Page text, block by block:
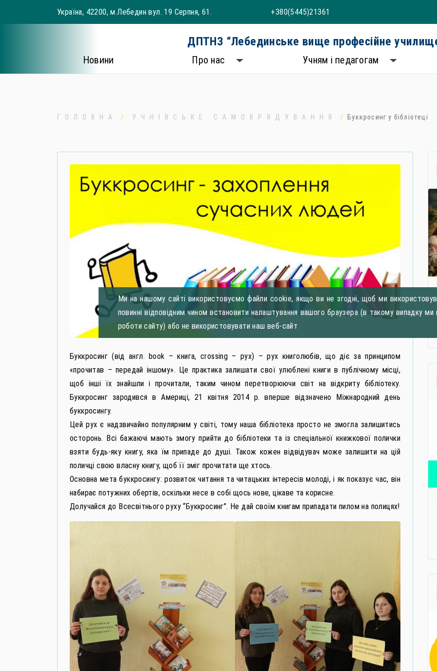
Україна, 42200, м.Лебедин вул. 19 Серпня, 61. +380(5445)21361
ДПТНЗ “Лебединське вище професійне
Новини Про нас Учням і педагогам
ГОЛОВНА УЧНІВСЬКЕ САМОВРЯДУВАННЯ Буккросинг у бібліотеці
Буккросинг (від англ. book – книга, crossing – рух) – рух книголюбів, що діє за принципом
«прочитав – передай іншому». Це практика залишати свої улюблені книги в публічному місці,
щоб інші їх знайшли і прочитали, таким чином перетворюючи світ на відкриту бібліотеку.
Буккросинг зародився в Америці, 21 квітня 2014 р. вперше відзначено Міжнародний день
буккросингу.
Цей рух є надзвичайно популярним у світі, тому наша бібліотека просто не змогла залишитись
осторонь. Всі бажаючі мають змогу прийти до бібліотеки та із спеціальної книжкової полички
взяти будь-яку книгу, яка їм припаде до душі. Також кожен відвідувач може залишити на цій
поличці свою власну книгу, щоб її зміг прочитати ще хтось.
Основна мета буккросингу: розвиток читання та читацьких інтересів молоді, і як показує час, він
набирає потужних обертів, оскільки несе в собі щось нове, цікаве та корисне.
Долучайся до Всесвітнього руху “Буккросинг”. Не дай своїм книгам припадати пилом на полицях!
Ми на нашому сайті використовуємо файли cookie, якщо ви не згодні, щоб ми
повинні відповідним чином встановити налаштування вашого браузера (в такому випадку ми
роботи сайту) або не використовувати наш веб-сайт